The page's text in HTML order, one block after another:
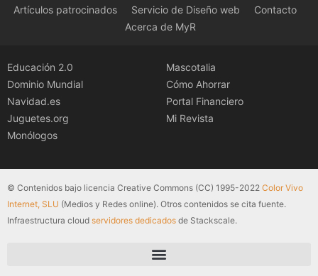
Artículos patrocinados Servicio de Diseño web
Contacto
Acerca de MyR
Educación 2.0
Dominio Mundial
Navidad.es
Juguetes.org
Monólogos
Mascotalia
Cómo Ahorrar
Portal Financiero
Mi Revista
© Contenidos bajo licencia Creative Commons (CC) 1995-2022 Color Vivo
Internet, SLU (Medios y Redes online). Otros contenidos se cita fuente.
Infraestructura cloud servidores dedicados de Stackscale.